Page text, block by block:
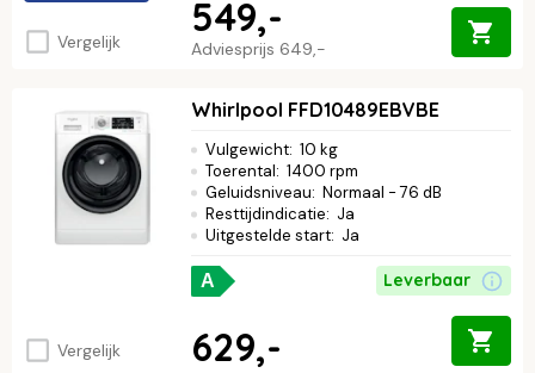
Vergelijk Adviesprijs 649,-
549,-
Vergelijk
Whirlpool FFD10489EBVBE
Vulgewicht: 10 kg
Toerental: 1400 rpm
Geluidsniveau: Normaal - 76 dB
Resttijdindicatie: Ja
Uitgestelde start: Ja
A Leverbaar
629,-